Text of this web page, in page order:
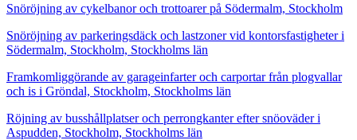
Snöröjning av cykelbanor och trottoarer på Södermalm, Stockholm
Snöröjning av parkeringsdäck och lastzoner vid kontorsfastigheter i
Södermalm, Stockholm, Stockholms län
Framkomliggörande av garageinfarter och carportar från plogvallar
och is i Gröndal, Stockholm, Stockholms län
Röjning av busshållplatser och perrongkanter efter snöoväder i
Aspudden, Stockholm, Stockholms län